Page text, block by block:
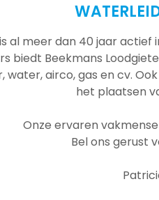
al meer dan 40 jaar
biedt Beekmans
airco, gas en cv.
het plaatsen
Onze ervaren
Bel ons gerust